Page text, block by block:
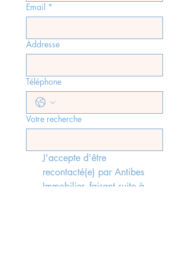
Email *
Addresse
Téléphone
Votre recherche
J'accepte d'être
recontacté(e) par Antibes
Immobilier, faisant suite à